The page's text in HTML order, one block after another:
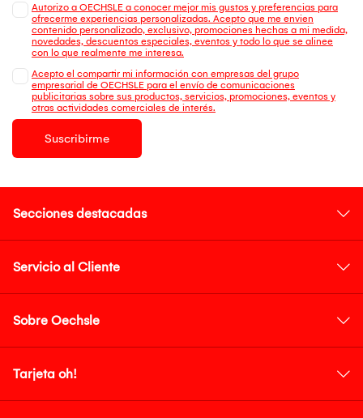
Autorizo a OECHSLE a conocer mejor mis gustos y preferencias para
ofrecerme experiencias personalizadas. Acepto que me envien
contenido personalizado, exclusivo, promociones hechas a mi medida,
novedades, descuentos especiales, eventos y todo lo que se alinee
con lo que realmente me interesa.
Acepto el compartir mi información con empresas del grupo
empresarial de OECHSLE para el envío de comunicaciones
publicitarias sobre sus productos, servicios, promociones, eventos y
otras actividades comerciales de interés.
Suscribirme
Secciones destacadas
Servicio al Cliente
Sobre Oechsle
Tarjeta oh!